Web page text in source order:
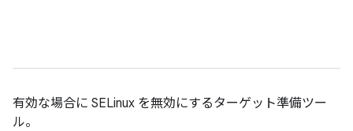
有効な場合に SELinux を無効にするターゲット準備ツー
ル。